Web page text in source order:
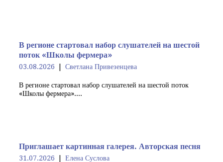
В регионе стартовал набор слушателей на шестой
поток «Школы фермера»
03.08.2026 Светлана Привезенцева
В регионе стартовал набор слушателей на шестой поток
«Школы фермера»....
Приглашает картинная галерея. Авторская песня
31.07.2026 Елена Суслова